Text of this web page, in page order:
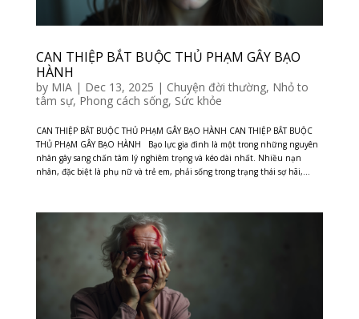
CAN THIỆP BẮT BUỘC THỦ PHẠM GÂY BẠO
HÀNH
by MIA| Dec 13, 2025 | Chuyện đời thường, Nhỏ to
tâm sự, Phong cách sống, Sức khỏe
CAN THIỆP BẮT BUỘC THỦ PHẠM GÂY BẠO HÀNH CAN THIỆP BẮT BUỘC
THỦ PHẠM GÂY BẠO HÀNH Bạo lực gia đình là một trong những nguyên
nhân gây sang chấn tâm lý nghiêm trọng và kéo dài nhất. Nhiều nạn
nhân, đặc biệt là phụ nữ và trẻ em, phải sống trong trạng thái sợ hãi,...